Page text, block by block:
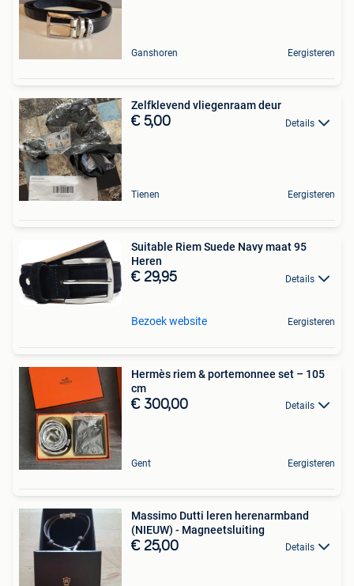
Ganshoren Eergisteren
Zelfklevend vliegenraam deur
€ 5,00 Details
Tienen Eergisteren
Suitable Riem Suede Navy maat 95
Heren
€ 29,95 Details
Bezoek website Eergisteren
Hermès riem & portemonnee set – 105
cm
€ 300,00 Details
Gent Eergisteren
Massimo Dutti leren herenarmband
(NIEUW) - Magneetsluiting
€ 25,00 Details